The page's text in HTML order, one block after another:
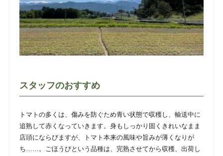
スタッフのおすすめ
トマトの多くは、傷みを防ぐため青い状態で収穫し、輸送中に
追熟して赤くなっていきます。身もしっかり固くきれいなまま
店頭にならびますが、トマト本来の風味や旨みが薄くなりが
ち……。ごほうびという品種は、完熟させてから収穫、出荷し